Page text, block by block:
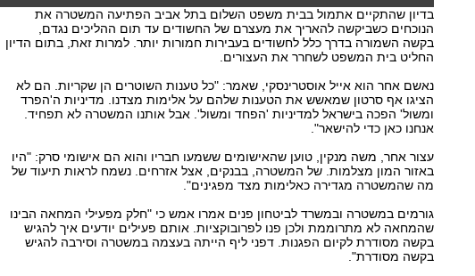
בדיון שהתקיים אתמול בבית משפט השלום בתל אביב הפתיעה המשטרה את
הנוכחים כשביקשה להאריך את מעצרם של החשודים עד תום ההליכים נגדם,
בקשה השמורה בדרך כלל לחשודים בעבירות חמורות יותר. למרות זאת, בתום הדיון
החליט בית המשפט לשחרר את העצורים.
נאשם אחר הוא אייל אוסטרינסקי, שאמר: "כל טענות השוטרים הן שקריות. הם לא
הציגו אף סרטון שמאשש את הטענות שלהם על אלימות מצדנו. מדיניות ה'הפרד
ומשול' הפכה בישראל למדיניות 'הפחד ומשול'. אבל אותנו המשטרה לא תפחיד.
אנחנו כאן כדי להישאר".
עצור אחר, משה מנקין, טוען שהאישומים ששמעו חבריו והוא הם אישומי סרק: "היו
באזור המון מצלמות. של המשטרה, בבנקים, אצל אזרחים. נשמח לראות תיעוד של
מה שהמשטרה מגדירה כאלימות מצד מפגינים".
גורמים במשטרה ובמשרד לביטחון פנים אמרו אמש כי "חלק מפעילי המחאה הבינו
שהמחאה לא מתרוממת ולכן פנו לפרובוקציות. אותם פעילים יודעים איך להגיש
בקשה מסודרת לקיום הפגנות. דפני ליף הייתה בעצמה במשטרה וסירבה להגיש
בקשה מסודרת".